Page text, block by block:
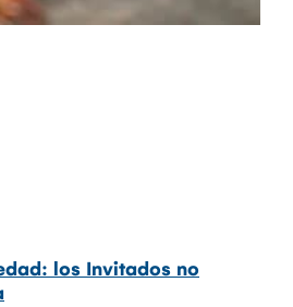
los Invitados no